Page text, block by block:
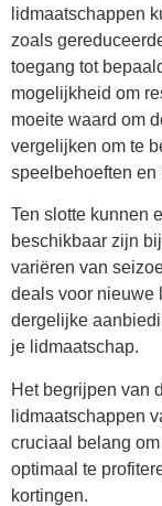
lidmaatschappen
zoals
toegang tot
mogelijkheid om
moeite waard om
vergelijken om te
speelbehoeften en
Ten slotte kunnen
beschikbaar zijn
variëren van
deals voor nieuwe
dergelijke
je lidmaatschap.
Het begrijpen van
lidmaatschappen
cruciaal belang
optimaal te
kortingen.